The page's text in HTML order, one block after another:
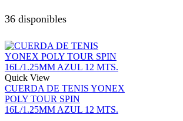
36 disponibles
Quick View
CUERDA DE TENIS YONEX
POLY TOUR SPIN
16L/1.25MM AZUL 12 MTS.